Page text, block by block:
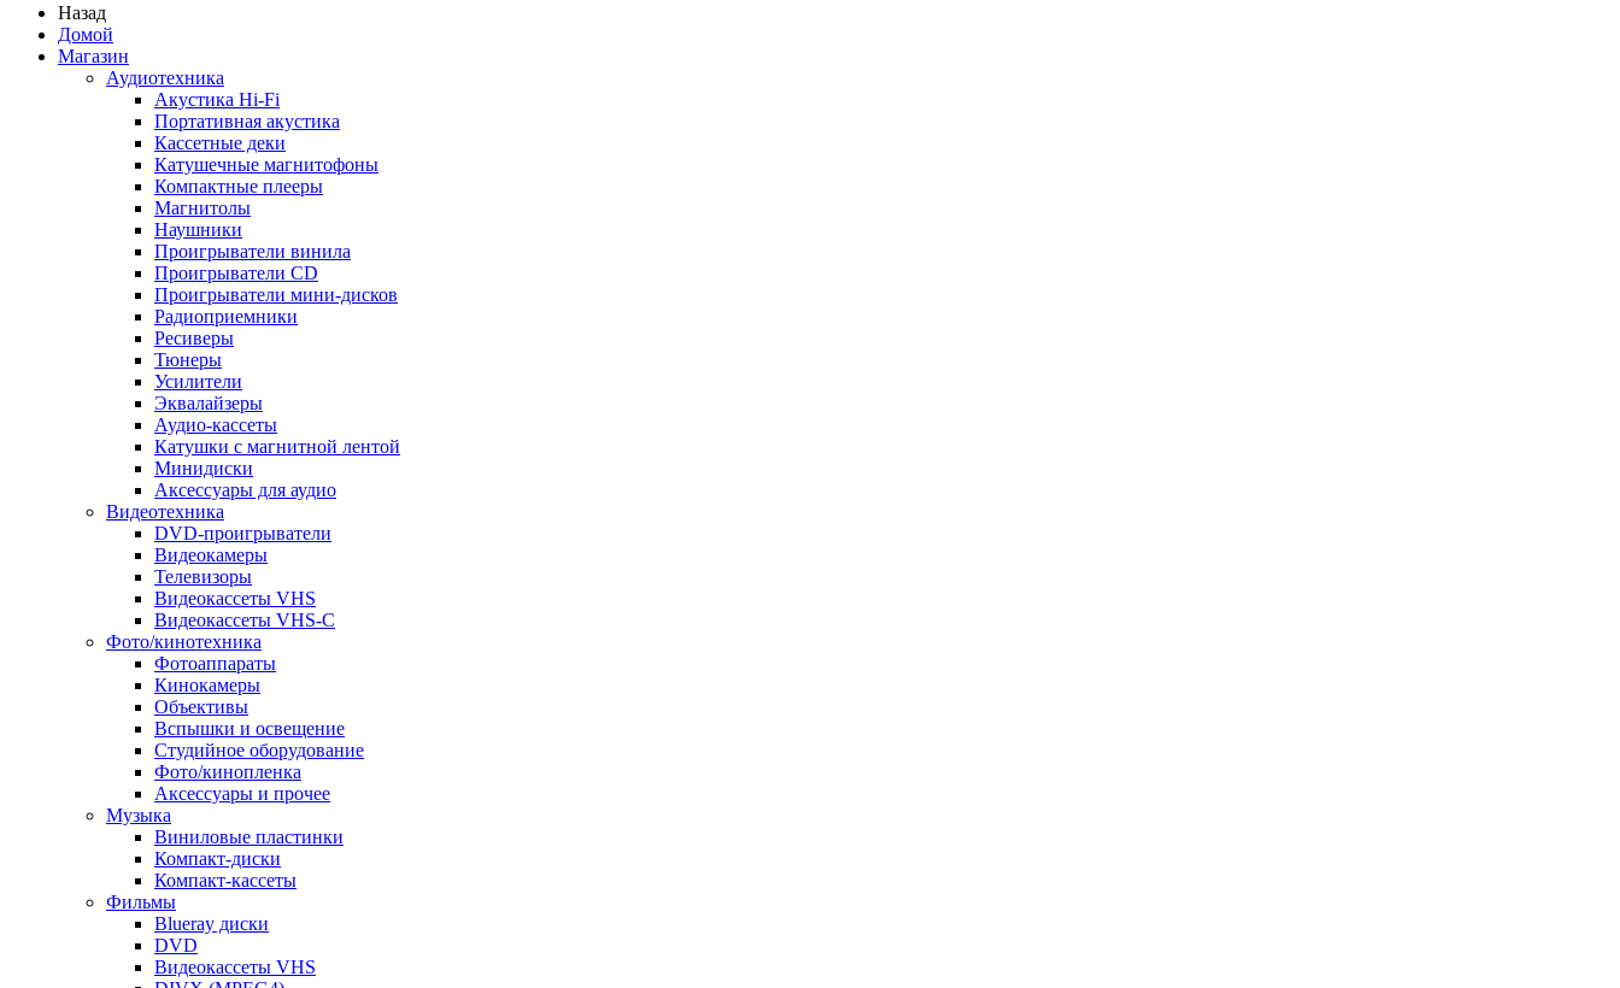
Назад
Домой
Магазин
Аудиотехника
Акустика Hi-Fi
Портативная акустика
Кассетные деки
Катушечные магнитофоны
Компактные плееры
Магнитолы
Наушники
Проигрыватели винила
Проигрыватели CD
Проигрыватели мини-дисков
Радиоприемники
Ресиверы
Тюнеры
Усилители
Эквалайзеры
Аудио-кассеты
Катушки с магнитной лентой
Минидиски
Аксессуары для аудио
Видеотехника
DVD-проигрыватели
Видеокамеры
Телевизоры
Видеокассеты VHS
Видеокассеты VHS-C
Фото/кинотехника
Фотоаппараты
Кинокамеры
Объективы
Вспышки и освещение
Студийное оборудование
Фото/кинопленка
Аксессуары и прочее
Музыка
Виниловые пластинки
Компакт-диски
Компакт-кассеты
Фильмы
Blueray диски
DVD
Видеокассеты VHS